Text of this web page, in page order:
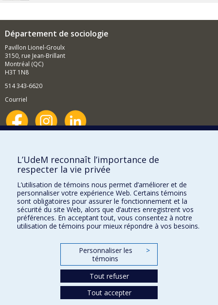
Département de sociologie
Pavillon Lionel-Groulx
3150, rue Jean-Brillant
Montréal (QC)
H3T 1N8
514 343-6620
Courriel
Comment soutenir le Département?
BESOIN D'AIDE?
Plan du site
Signaler une erreur
Accessibilité
FACULTÉ DES ARTS ET DES SCIENCES
Nos départements et écoles
L’UdeM reconnaît l’importance de
respecter la vie privée
L’utilisation de témoins nous permet d’améliorer et de
personnaliser votre expérience Web. Certains témoins
sont obligatoires pour assurer le fonctionnement et la
sécurité du site Web, alors que d’autres enregistrent vos
préférences. En acceptant tout, vous consentez à notre
utilisation de témoins pour mieux répondre à vos besoins.
Personnaliser les
témoins
>
Tout refuser
Tout accepter